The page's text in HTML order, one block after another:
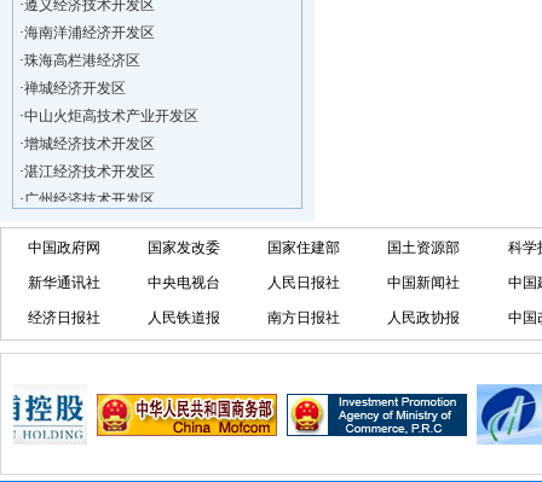
海南洋浦经济开发区
珠海高栏港经济区
禅城经济开发区
中山火炬高技术产业开发区
增城经济技术开发区
湛江经济技术开发区
广州经济技术开发区
大亚湾经济技术开发区
北京经济技术开发区
·新加坡海口国家高新区国际创新创业中心
“四个瞄向”提高招商质量,3央企生产
·昆明经济技术开发区
·遵义经济技术开发区
中国政府网 国家发改委 国家住建部 国土资源部 科学
新华通讯社 中央电视台 人民日报社 中国新闻社 中国
经济日报社 人民铁道报 南方日报社 人民政协报 中国